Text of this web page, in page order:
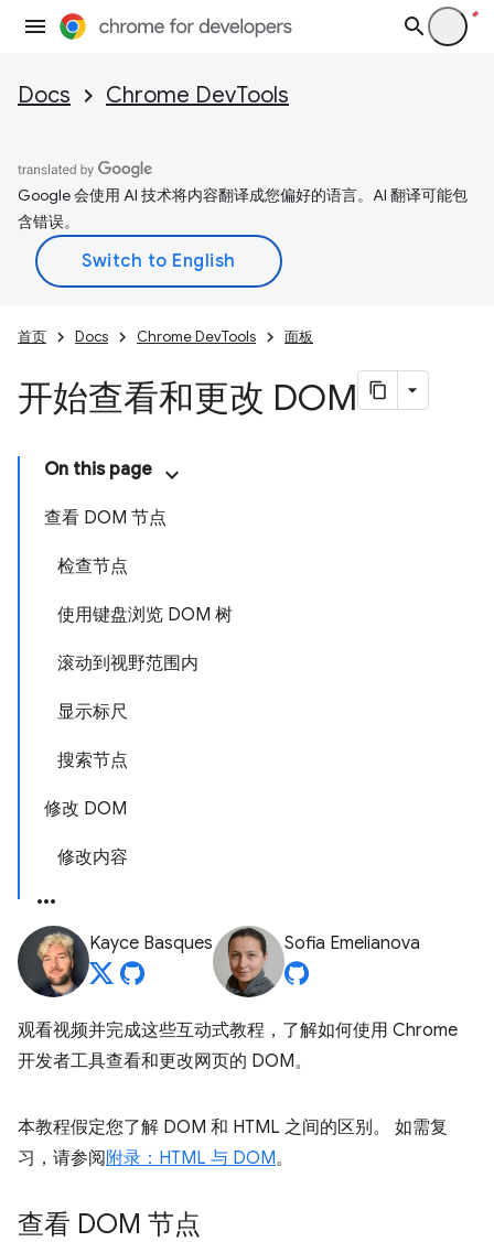
Docs Chrome DevTools
Google 会使用 AI 技术将内容翻译成您偏好的语言。AI 翻译可能包
含错误。
首页 Docs Chrome DevTools 面板
开始查看和更改 DOM
On this page
查看 DOM 节点
检查节点
使用键盘浏览 DOM 树
滚动到视野范围内
显示标尺
搜索节点
修改 DOM
修改内容
Kayce Basques Sofia Emelianova
观看视频并完成这些互动式教程，了解如何使用 Chrome
开发者工具查看和更改网页的 DOM。
本教程假定您了解 DOM 和 HTML 之间的区别。 如需复
习，请参阅 附录：HTML 与 DOM。
查看 DOM 节点